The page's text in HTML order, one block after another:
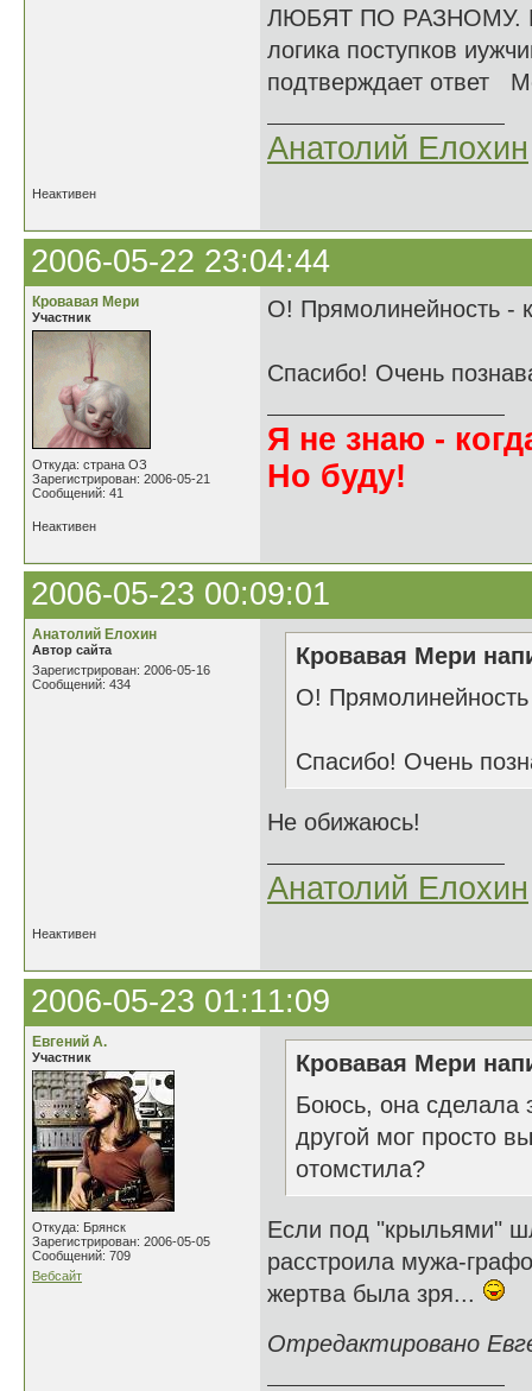
ЛЮБЯТ ПО РАЗНОМУ.
логика поступков
подтверждает ответ
Анатолий Елохин
Неактивен
2006-05-22 23:04:44
Кровавая Мери
Участник
Откуда: страна ОЗ
Зарегистрирован: 2006-05-21
Сообщений: 41
О! Прямолинейность -
Спасибо! Очень
Я не знаю -
Но буду!
Неактивен
2006-05-23 00:09:01
Анатолий Елохин
Автор сайта
Зарегистрирован: 2006-05-16
Сообщений: 434
Кровавая Мери
О! Прямолинейность
Спасибо! Очень
Не обижаюсь!
Анатолий Елохин
Неактивен
2006-05-23 01:11:09
Евгений А.
Участник
Откуда: Брянск
Зарегистрирован: 2006-05-05
Сообщений: 709
Вебсайт
Кровавая Мери
Боюсь, она сделала
другой мог просто
отомстила?
Если под "крыльями"
расстроила мужа-
жертва была зря...
Отредактировано